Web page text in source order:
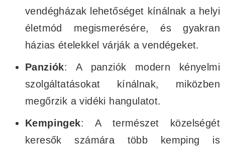
vendégházak lehetőséget kínálnak a helyi
életmód megismerésére, és gyakran
házias ételekkel várják a vendégeket.
Panziók: A panziók modern kényelmi
szolgáltatásokat kínálnak, miközben
megőrzik a vidéki hangulatot.
Kempingek: A természet közelségét
keresők számára több kemping is